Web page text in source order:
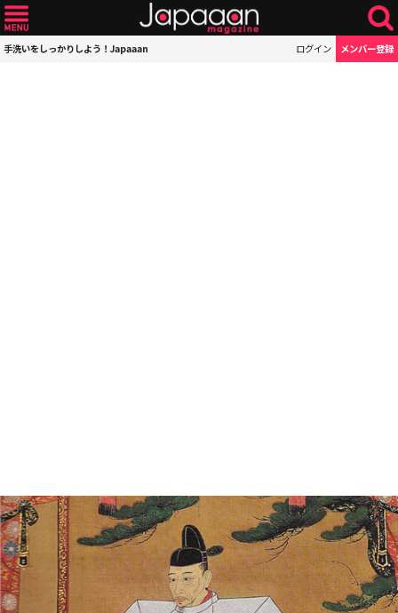
手洗いをしっかりしよう！Japaaan ログイン メンバー登録